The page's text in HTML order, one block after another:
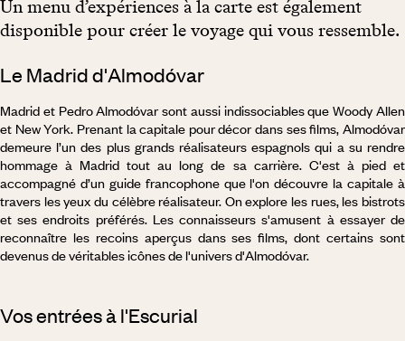
Un menu d’expériences à la carte est également
disponible pour créer le voyage qui vous ressemble.
Le Madrid d'Almodóvar
Madrid et Pedro Almodóvar sont aussi indissociables que Woody Allen
et New York. Prenant la capitale pour décor dans ses films, Almodóvar
demeure l’un des plus grands réalisateurs espagnols qui a su rendre
hommage à Madrid tout au long de sa carrière. C'est à pied et
accompagné d’un guide francophone que l'on découvre la capitale à
travers les yeux du célèbre réalisateur. On explore les rues, les bistrots
et ses endroits préférés. Les connaisseurs s'amusent à essayer de
reconnaître les recoins aperçus dans ses films, dont certains sont
devenus de véritables icônes de l'univers d'Almodóvar.
Vos entrées à l'Escurial